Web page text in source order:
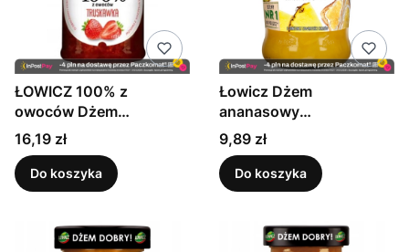
ŁOWICZ 100% z
owoców Dżem
Truskawka 210g
Cena
16,19 zł
Do koszyka
Łowicz Dżem
ananasowy
Niskosłodzony 280 g
Cena
9,89 zł
Do koszyka